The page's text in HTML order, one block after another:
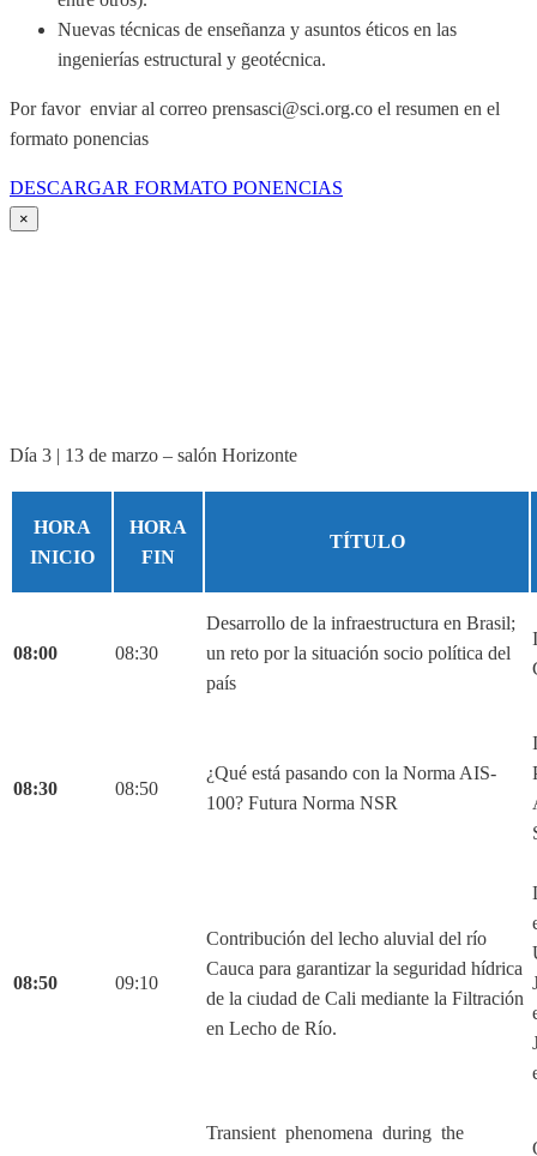
Nuevas técnicas de enseñanza y asuntos éticos en las
ingenierías estructural y geotécnica.
Por favor enviar al correo prensasci@sci.org.co el resumen en el
formato ponencias
DESCARGAR FORMATO PONENCIAS
×
Día 3 | 13 de marzo – salón Horizonte
HORA
INICIO
HORA
FIN
TÍTULO
08:00 08:30
Desarrollo de la infraestructura en Brasil;
un reto por la situación socio política del
país
08:30 08:50
¿Qué está pasando con la Norma AIS-
100? Futura Norma NSR
08:50 09:10
Contribución del lecho aluvial del río
Cauca para garantizar la seguridad hídrica
de la ciudad de Cali mediante la Filtración
en Lecho de Río.
Transient phenomena during the